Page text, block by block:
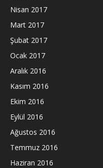
Nisan 2017
Mart 2017
Şubat 2017
Ocak 2017
Aralık 2016
Kasım 2016
Ekim 2016
Eylül 2016
Ağustos 2016
Temmuz 2016
Haziran 2016